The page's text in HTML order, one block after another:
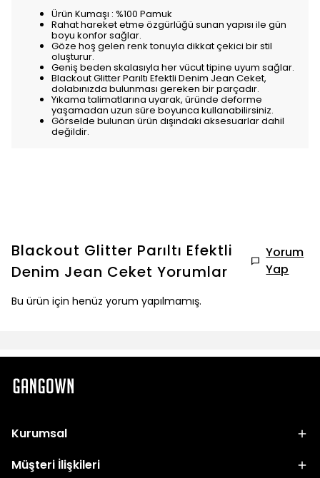
Ürün Kumaşı : %100 Pamuk
Rahat hareket etme özgürlüğü sunan yapısı ile gün
boyu konfor sağlar.
Göze hoş gelen renk tonuyla dikkat çekici bir stil
oluşturur.
Geniş beden skalasıyla her vücut tipine uyum sağlar.
Blackout Glitter Parıltı Efektli Denim Jean Ceket,
dolabınızda bulunması gereken bir parçadır.
Yıkama talimatlarına uyarak, üründe deforme
yaşamadan uzun süre boyunca kullanabilirsiniz.
Görselde bulunan ürün dışındaki aksesuarlar dahil
değildir.
Blackout Glitter Parıltı Efektli
Denim Jean Ceket Yorumlar
Yorum
Yap
Bu ürün için henüz yorum yapılmamış.
Kurumsal
Müşteri İlişkileri